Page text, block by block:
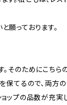
願っております。
そのためにこちら
てるので、両方
プの品数が充実